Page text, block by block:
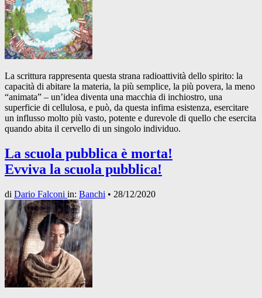
La scrittura rappresenta questa strana radioattività dello spirito: la
capacità di abitare la materia, la più semplice, la più povera, la meno
“animata” – un’idea diventa una macchia di inchiostro, una
superficie di cellulosa, e può, da questa infima esistenza, esercitare
un influsso molto più vasto, potente e durevole di quello che esercita
quando abita il cervello di un singolo individuo.
La scuola pubblica è morta!
Evviva la scuola pubblica!
di Dario Falconi in: Banchi • 28/12/2020